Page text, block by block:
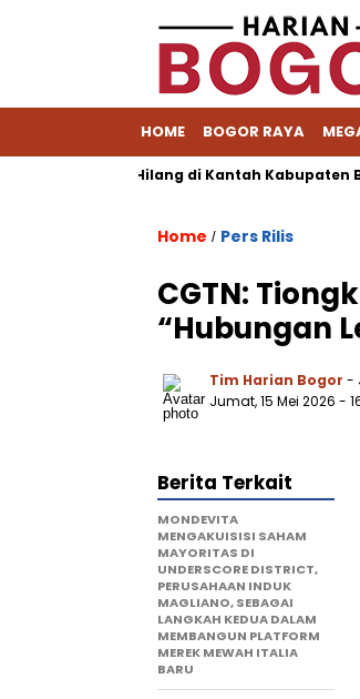
HOME BOGOR RAYA
Diduga Hilang di Kantah Kabupaten Bogor I
Home / Pers Rilis
CGTN:
“Hubungan
Tim Harian Bogor -
Jumat, 15 Mei 2026 -
Berita Terkait
MONDEVITA
MENGAKUISISI SAHAM
MAYORITAS DI
UNDERSCORE DISTRICT,
PERUSAHAAN INDUK
MAGLIANO, SEBAGAI
LANGKAH KEDUA DALAM
MEMBANGUN PLATFORM
MEREK MEWAH ITALIA
BARU